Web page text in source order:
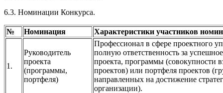
6.3. Номинации Конкурса.
№ Номинация Характеристики участников
1.
Руководитель
проекта
(программы,
портфеля)
Профессионал в сфере проектного
полную ответственность за
проекта, программы (совокупности
проектов) или портфеля проектов
направленных на достижение
организации).